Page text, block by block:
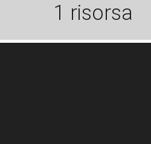
1 risorsa